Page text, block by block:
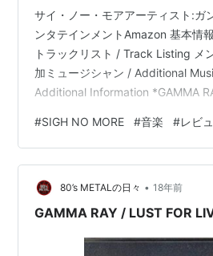
サイ・ノー・モアアーティスト:ガ
ンタテインメントAmazon 基本情
トラックリスト / Track Listing メ
加ミュージシャン / Additional
Additional Information *GAMMA
メタルの巨匠が描く重厚な世界
化を感じる瞬間 🎶 特筆すべき楽曲
聴く方へのおすすめ曲 🎧 まとめ
#SIGH NO MORE #音楽 #レビ
80’s METALの日々 • 18年前
GAMMA RAY / LUST FOR